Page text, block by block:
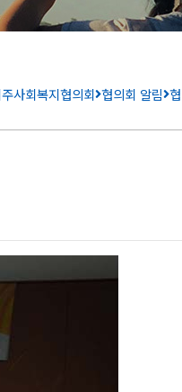
사회복지협의회 협의회 알림